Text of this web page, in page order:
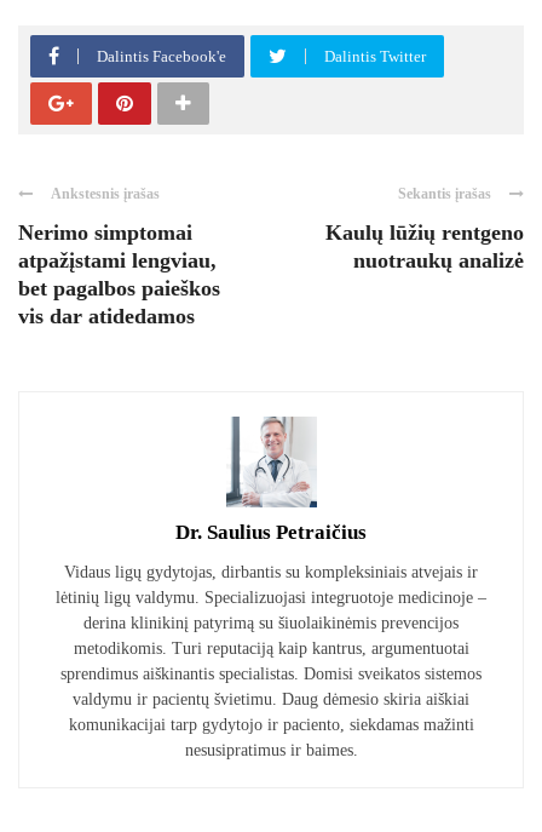
Dalintis Facebook'e Dalintis Twitter
Ankstesnis įrašas
Nerimo simptomai
atpažįstami lengviau,
bet pagalbos paieškos
vis dar atidedamos
Sekantis įrašas
Kaulų lūžių rentgeno
nuotraukų analizė
Dr. Saulius Petraičius
Vidaus ligų gydytojas, dirbantis su kompleksiniais atvejais ir
lėtinių ligų valdymu. Specializuojasi integruotoje medicinoje –
derina klinikinį patyrimą su šiuolaikinėmis prevencijos
metodikomis. Turi reputaciją kaip kantrus, argumentuotai
sprendimus aiškinantis specialistas. Domisi sveikatos sistemos
valdymu ir pacientų švietimu. Daug dėmesio skiria aiškiai
komunikacijai tarp gydytojo ir paciento, siekdamas mažinti
nesusipratimus ir baimes.